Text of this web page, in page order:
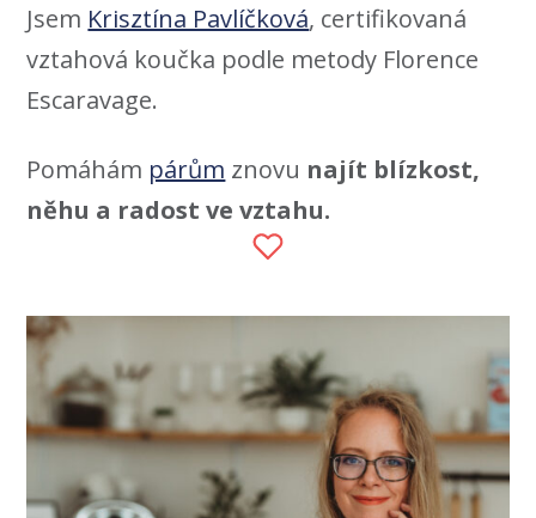
Jsem Krisztína Pavlíčková, certifikovaná
vztahová koučka podle metody Florence
Escaravage.
Pomáhám párům znovu najít blízkost,
něhu a radost ve vztahu.